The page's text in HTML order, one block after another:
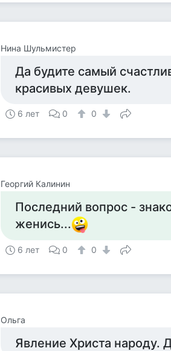
Нина Шульмистер
Да будите самый
красивых девушек.
6 лет 0 0
Георгий Калинин
Последний вопрос -
женись...
6 лет 0 0
Ольга
Явление Христа народу.